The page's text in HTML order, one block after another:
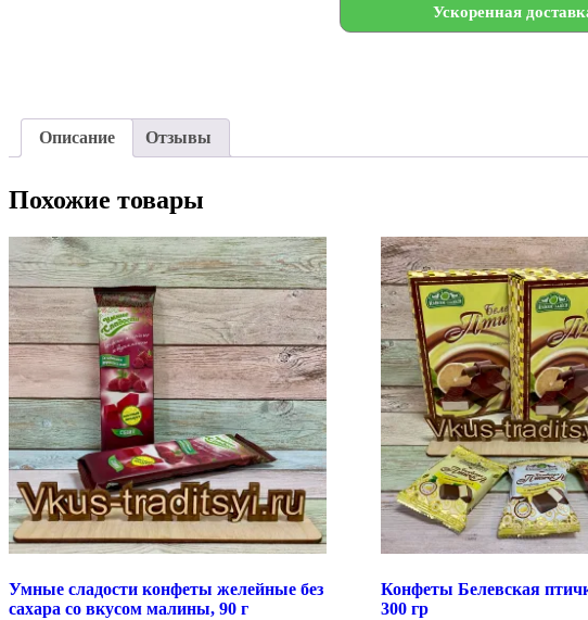
Ускоренная
Описание Отзывы
Похожие товары
Умные сладости конфеты желейные без
сахара со вкусом малины, 90 г
Конфеты Белевская
300 гр